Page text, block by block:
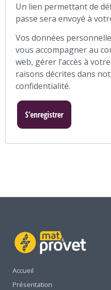
Un lien permettant de
passe sera envoyé à
Vos données
vous accompagner au
web, gérer l’accès à
raisons décrites dans
confidentialité.
S’enregistrer
Accueil
Présentation